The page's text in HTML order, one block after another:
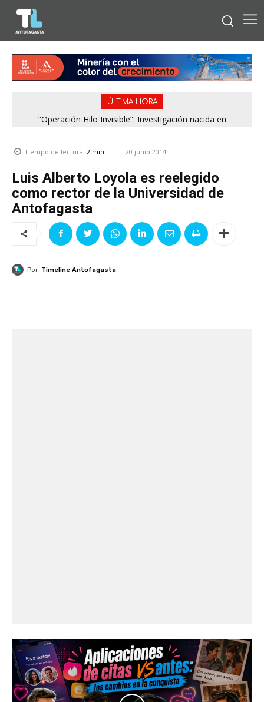
ÚLTIMA HORA
“Operación Hilo Invisible”: Investigación nacida en
Tiempo de lectura: 2 min. 20 junio 2014
Luis Alberto Loyola es reelegido
como rector de la Universidad de
Antofagasta
Por Timeline Antofagasta